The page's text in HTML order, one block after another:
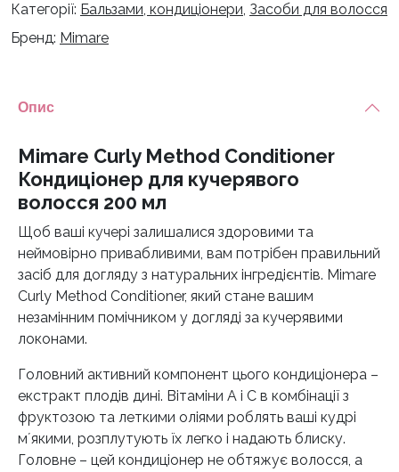
Категорії: Бальзами, кондиціонери, Засоби для волосся
Бренд: Mimare
Опис
Mimare Curly Method Conditioner
Кондиціонер для кучерявого
волосся 200 мл
Щоб ваші кучері залишалися здоровими та
неймовірно привабливими, вам потрібен правильний
засіб для догляду з натуральних інгредієнтів. Mimare
Curly Method Conditioner, який стане вашим
незамінним помічником у догляді за кучерявими
локонами.
Головний активний компонент цього кондиціонера –
екстракт плодів дині. Вітаміни А і С в комбінації з
фруктозою та леткими оліями роблять ваші кудрі
мʼякими, розплутують їх легко і надають блиску.
Головне – цей кондиціонер не обтяжує волосся, а